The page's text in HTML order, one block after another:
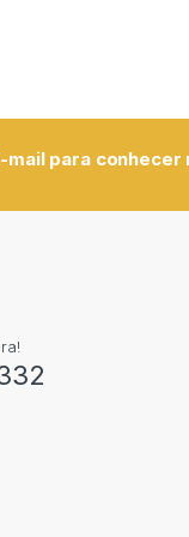
mail para